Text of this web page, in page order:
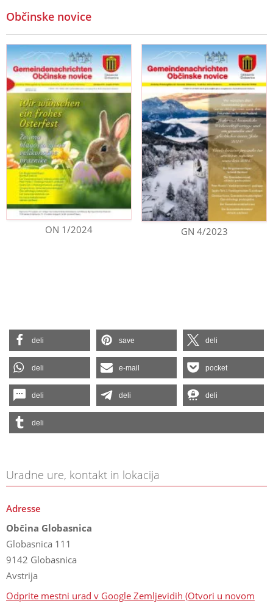
Občinske novice
ON 1/2024 GN 4/2023
deli save deli
deli e-mail pocket
deli deli deli
deli
Uradne ure, kontakt in lokacija
Adresse
Občina Globasnica
Globasnica 111
9142 Globasnica
Avstrija
Odprite mestni urad v Google Zemljevidih (Otvori u novom